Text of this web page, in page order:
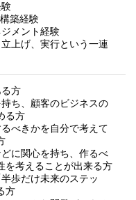
築経験
メント経験
上げ、実行という一連
方
ち、顧客のビジネスの
る方
べきかを自分で考えて
に関心を持ち、作るべ
を考えることが出来る方
歩だけ未来のステッ
方